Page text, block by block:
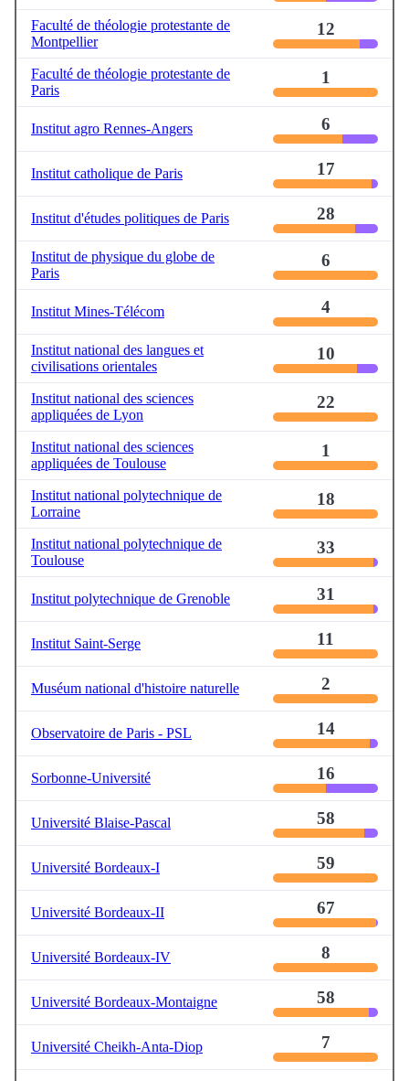
Faculté de théologie protestante de
Montpellier
12
Faculté de théologie protestante de
Paris
1
Institut agro Rennes-Angers 6
Institut catholique de Paris 17
Institut d'études politiques de Paris 28
Institut de physique du globe de
Paris
6
Institut Mines-Télécom 4
Institut national des langues et
civilisations orientales
10
Institut national des sciences
appliquées de Lyon
22
Institut national des sciences
appliquées de Toulouse
1
Institut national polytechnique de
Lorraine
18
Institut national polytechnique de
Toulouse
33
Institut polytechnique de Grenoble 31
Institut Saint-Serge 11
Muséum national d'histoire naturelle 2
Observatoire de Paris - PSL 14
Sorbonne-Université 16
Université Blaise-Pascal 58
Université Bordeaux-I 59
Université Bordeaux-II 67
Université Bordeaux-IV 8
Université Bordeaux-Montaigne 58
Université Cheikh-Anta-Diop 7